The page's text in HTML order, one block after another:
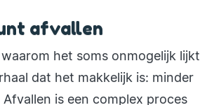
afvallen
het soms onmogelijk lijkt
dat het makkelijk is: minder
is een complex proces